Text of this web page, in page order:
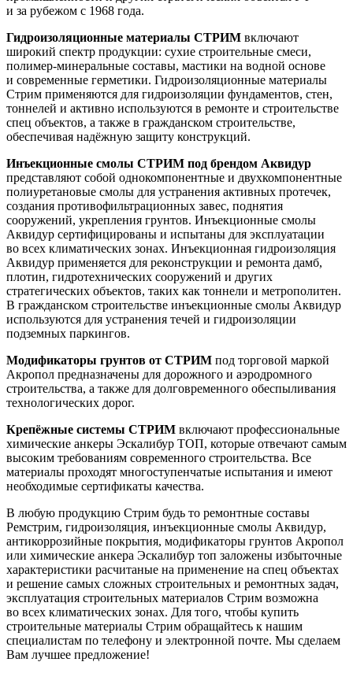
и за рубежом с 1968 года.
Гидроизоляционные материалы СТРИМ включают
широкий спектр продукции: сухие строительные смеси,
полимер-минеральные составы, мастики на водной основе
и современные герметики. Гидроизоляционные материалы
Стрим применяются для гидроизоляции фундаментов, стен,
тоннелей и активно используются в ремонте и строительстве
спец объектов, а также в гражданском строительстве,
обеспечивая надёжную защиту конструкций.
Инъекционные смолы СТРИМ под брендом Аквидур
представляют собой однокомпонентные и двухкомпонентные
полиуретановые смолы для устранения активных протечек,
создания противофильтрационных завес, поднятия
сооружений, укрепления грунтов. Инъекционные смолы
Аквидур сертифицированы и испытаны для эксплуатации
во всех климатических зонах. Инъекционная гидроизоляция
Аквидур применяется для реконструкции и ремонта дамб,
плотин, гидротехнических сооружений и других
стратегических объектов, таких как тоннели и метрополитен.
В гражданском строительстве инъекционные смолы Аквидур
используются для устранения течей и гидроизоляции
подземных паркингов.
Модификаторы грунтов от СТРИМ под торговой маркой
Акропол предназначены для дорожного и аэродромного
строительства, а также для долговременного обеспыливания
технологических дорог.
Крепёжные системы СТРИМ включают профессиональные
химические анкеры Эскалибур ТОП, которые отвечают самым
высоким требованиям современного строительства. Все
материалы проходят многоступенчатые испытания и имеют
необходимые сертификаты качества.
В любую продукцию Стрим будь то ремонтные составы
Ремстрим, гидроизоляция, инъекционные смолы Аквидур,
антикоррозийные покрытия, модификаторы грунтов Акропол
или химические анкера Эскалибур топ заложены избыточные
характеристики расчитаные на применение на спец объектах
и решение самых сложных строительных и ремонтных задач,
эксплуатация строительных материалов Стрим возможна
во всех климатических зонах. Для того, чтобы купить
строительные материалы Стрим обращайтесь к нашим
специалистам по телефону и электронной почте. Мы сделаем
Вам лучшее предложение!